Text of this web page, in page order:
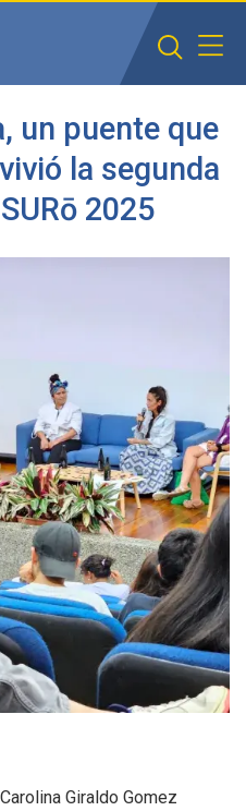
un puente que
la segunda
2025
Carolina Giraldo Gomez